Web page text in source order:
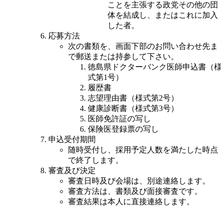
ことを主張する政党その他の団
体を結成し、またはこれに加入
した者。
応募方法
次の書類を、画面下部のお問い合わせ先ま
で郵送または持参して下さい。
徳島県ドクターバンク医師申込書（
式第1号）
履歴書
志望理由書（様式第2号）
健康診断書（様式第3号）
医師免許証の写し
保険医登録票の写し
申込受付期間
随時受付し、採用予定人数を満たした時点
で終了します。
審査及び決定
審査日時及び会場は、別途連絡します。
審査方法は、書類及び面接審査です。
審査結果は本人に直接連絡します。